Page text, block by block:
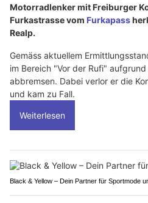
Motorradlenker mit Freiburger
Furkastrasse vom Furkapass
Realp.
Gemäss aktuellem
im Bereich "Vor der Rufi"
abbremsen. Dabei verlor er die
und kam zu Fall.
Weiterlesen
Black & Yellow – Dein Partner für Sportmode